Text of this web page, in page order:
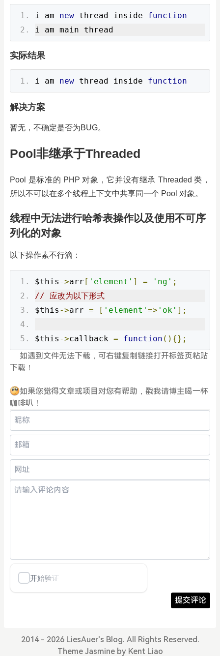
i am new thread inside function
i am main thread
实际结果
i am new thread inside function
解决方案
暂无，不确定是否为BUG。
Pool非继承于Threaded
Pool 是标准的 PHP 对象，它并没有继承 Threaded 类，
所以不可以在多个线程上下文中共享同一个 Pool 对象。
线程中无法进行哈希表操作以及使用不可序
列化的对象
以下操作素不行滴：
$this ->arr [ 'element' ] = 'ng' ;
// 应改为以下形式
$this ->arr = [ 'element' => 'ok' ];
$this ->callback = function (){};
如遇到文件无法下载，可右键复制链接打开标签页粘贴
下载！
如果您觉得文章或项目对您有帮助，戳我请博主喝一杯
咖啡叭！
提交评论
2014 - 2026 LiesAuer's Blog. All Rights Reserved.
Theme Jasmineby Kent Liao